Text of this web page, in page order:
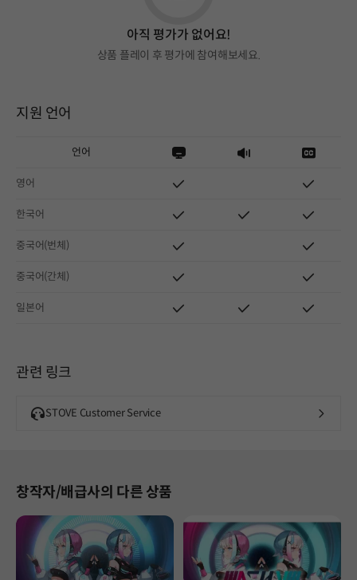
아직 평가가 없어요!
상품 플레이 후 평가에 참여해보세요.
지원 언어
언어
영어
한국어
중국어(번체)
중국어(간체)
일본어
관련 링크
STOVE Customer Service
창작자/배급사의 다른 상품